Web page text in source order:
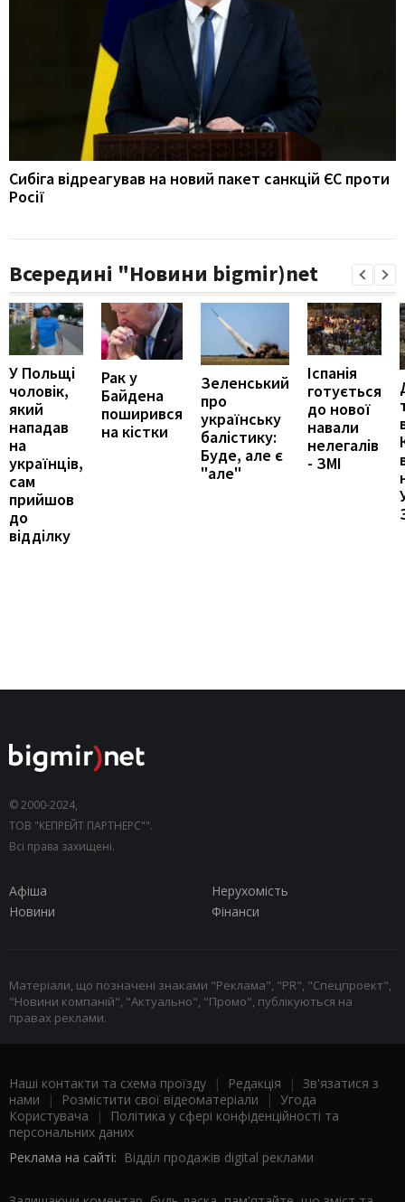
Сибіга відреагував на новий пакет санкцій ЄС проти
Росії
Всередині "Новини bigmir)net
У Польщі
чоловік,
який
нападав
на
українців,
сам
прийшов
до
відділку
Рак у
Байдена
поширився
на кістки
Зеленський
про
українську
балістику:
Буде, але є
"але"
Іспанія
готується
до нової
навали
нелегалів
- ЗМІ
© 2000-2024,
ТОВ "КЕПРЕЙТ ПАРТНЕРС"".
Всі права захищені.
Афіша
Нерухомість
Новини
Фінанси
Матеріали, що позначені знаками "Реклама", "PR", "Спецпроект",
"Новини компаній", "Актуально", "Промо", публікуються на
правах реклами.
Наші контакти та схема проїзду | Редакція | Зв'язатися з
нами | Розмістити свої відеоматеріали | Угода
Користувача |
Політика у сфері конфіденційності та
персональних даних
Реклама на сайті: Відділ продажів digital реклами